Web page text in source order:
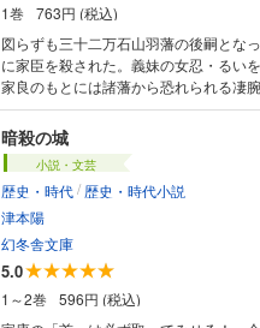
1巻
763円 (税込)
図らずも三十二万石山羽藩の後嗣とな
に家臣を殺された。義妹の女忍・るい
家良のもとには諸藩から恐れられる凄
目論む大老・榊意忠が家良の後ろ盾と
末とは？ 予断を許さぬサバイバル・ド
暗殺の城
小説・文芸
歴史・時代/ 歴史・時代小説
津本陽
幻冬舎文庫
5.0
1～2巻
596円 (税込)